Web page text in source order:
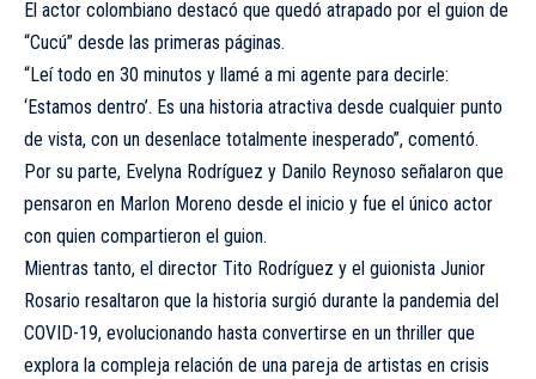
El actor colombiano destacó que quedó atrapado por el guion de
“Cucú” desde las primeras páginas.
“Leí todo en 30 minutos y llamé a mi agente para decirle:
‘Estamos dentro’. Es una historia atractiva desde cualquier punto
de vista, con un desenlace totalmente inesperado”, comentó.
Por su parte, Evelyna Rodríguez y Danilo Reynoso señalaron que
pensaron en Marlon Moreno desde el inicio y fue el único actor
con quien compartieron el guion.
Mientras tanto, el director Tito Rodríguez y el guionista Junior
Rosario resaltaron que la historia surgió durante la pandemia del
COVID-19, evolucionando hasta convertirse en un thriller que
explora la compleja relación de una pareja de artistas en crisis